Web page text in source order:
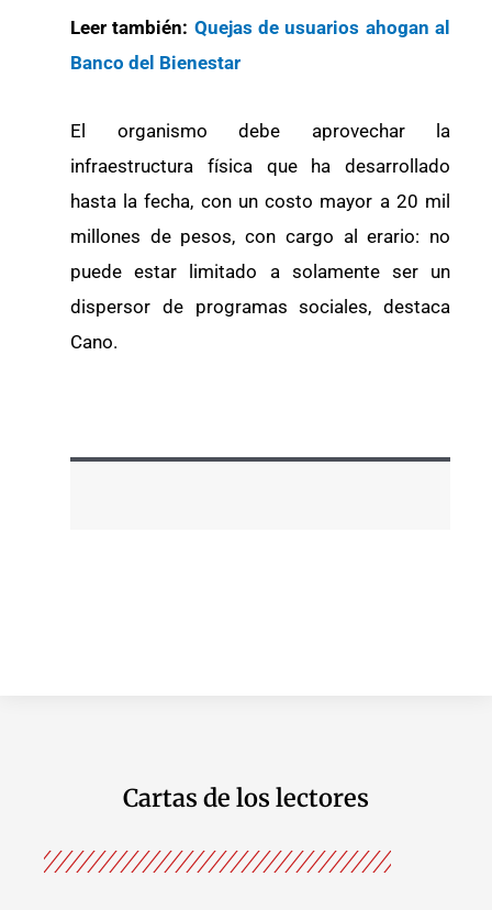
Leer también: Quejas de usuarios ahogan al
Banco del Bienestar
El organismo debe aprovechar la
infraestructura física que ha desarrollado
hasta la fecha, con un costo mayor a 20 mil
millones de pesos, con cargo al erario: no
puede estar limitado a solamente ser un
dispersor de programas sociales, destaca
Cano.
Cartas de los lectores